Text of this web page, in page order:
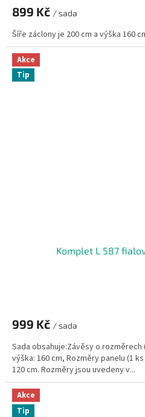
899 Kč / sada
Šíře záclony je 200 cm a výška 160
Akce
Tip
Komplet L 587
999 Kč / sada
Sada obsahuje:Závěsy o rozměrech
výška: 160 cm, Rozměry panelu (1
120 cm. Rozměry jsou uvedeny v...
Akce
Tip